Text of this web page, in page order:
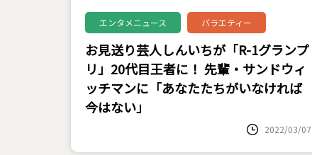
エンタメニュース バラエティー
お見送り芸人しんいちが「R-1グランプ
リ」20代目王者に！ 先輩・サンドウィ
ッチマンに「あなたたちがいなければ
今はない」
2022/03/07